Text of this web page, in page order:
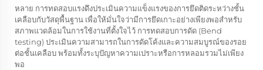
หลาย การทดสอบแรงดึงประเมินความแข็งแรงของการยึดติดระหว่างชั้น
เคลือบกับวัสดุพื้นฐาน เพื่อให้มั่นใจว่ามีการยึดเกาะอย่างเพียงพอสำหรับ
สภาพแวดล้อมในการใช้งานที่ตั้งใจไว้ การทดสอบการดัด (Bend
testing) ประเมินความสามารถในการดัดโค้งและความสมบูรณ์ของรอย
ต่อชั้นเคลือบ พร้อมทั้งระบุปัญหาความเปราะหรือการหลอมรวมไม่เพียง
พอ